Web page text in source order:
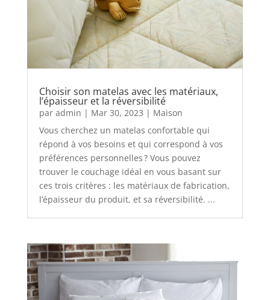
Choisir son matelas avec les matériaux,
l’épaisseur et la réversibilité
par admin | Mar 30, 2023 | Maison
Vous cherchez un matelas confortable qui
répond à vos besoins et qui correspond à vos
préférences personnelles ? Vous pouvez
trouver le couchage idéal en vous basant sur
ces trois critères : les matériaux de fabrication,
l’épaisseur du produit, et sa réversibilité. ...